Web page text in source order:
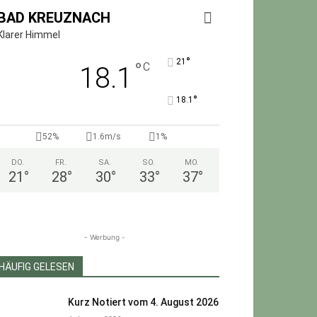
KREUZNACH
Himmel
18.1 °C 21 °
18.1 °
52% 1.6m/s 1%
DO.
21 °
FR.
28°
SA.
30°
SO.
33°
MO.
37°
- Werbung -
HÄUFIG GELESEN
Kurz Notiert vom 4. August 2026